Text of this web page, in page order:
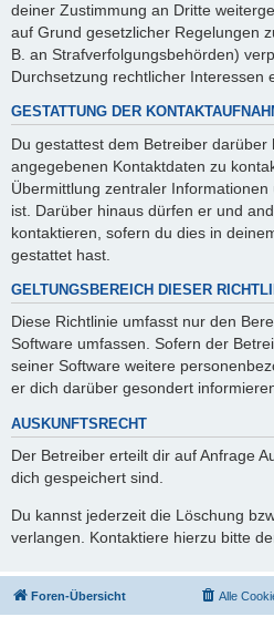
deiner Zustimmung an Dritte
auf Grund gesetzlicher Regelungen
B. an Strafverfolgungsbehörden)
Durchsetzung rechtlicher Interessen
GESTATTUNG DER
Du gestattest dem Betreiber
angegebenen Kontaktdaten zu
Übermittlung zentraler
ist. Darüber hinaus dürfen er und
kontaktieren, sofern du dies in
gestattet hast.
GELTUNGSBEREICH DIESER
Diese Richtlinie umfasst nur den
Software umfassen. Sofern der
seiner Software weitere
er dich darüber gesondert
AUSKUNFTSRECHT
Der Betreiber erteilt dir auf Anfrage
dich gespeichert sind.
Du kannst jederzeit die Löschung
verlangen. Kontaktiere hierzu bitte
Foren-Übersicht Alle